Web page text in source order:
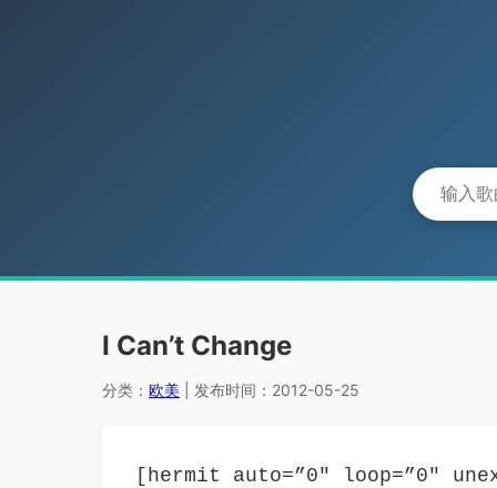
I Can’t Change
分类： 欧美 | 发布时间：2012-05-25
[hermit auto=”0″ loop=”0″